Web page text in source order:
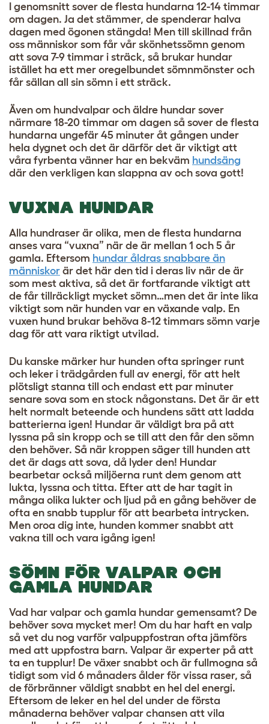
I genomsnitt sover de flesta hundarna 12-14 timmar
om dagen. Ja det stämmer, de spenderar halva
dagen med ögonen stängda! Men till skillnad från
oss människor som får vår skönhetssömn genom
att sova 7-9 timmar i sträck, så brukar hundar
istället ha ett mer oregelbundet sömnmönster och
får sällan all sin sömn i ett sträck.
Även om hundvalpar och äldre hundar sover
närmare 18-20 timmar om dagen så sover de flesta
hundarna ungefär 45 minuter åt gången under
hela dygnet och det är därför det är viktigt att
våra fyrbenta vänner har en bekväm hundsäng
där den verkligen kan slappna av och sova gott!
VUXNA HUNDAR
Alla hundraser är olika, men de flesta hundarna
anses vara “vuxna” när de är mellan 1 och 5 år
gamla. Eftersom hundar åldras snabbare än
människor är det här den tid i deras liv när de är
som mest aktiva, så det är fortfarande viktigt att
de får tillräckligt mycket sömn…men det är inte lika
viktigt som när hunden var en växande valp. En
vuxen hund brukar behöva 8-12 timmars sömn varje
dag för att vara riktigt utvilad.
Du kanske märker hur hunden ofta springer runt
och leker i trädgården full av energi, för att helt
plötsligt stanna till och endast ett par minuter
senare sova som en stock någonstans. Det är är ett
helt normalt beteende och hundens sätt att ladda
batterierna igen! Hundar är väldigt bra på att
lyssna på sin kropp och se till att den får den sömn
den behöver. Så när kroppen säger till hunden att
det är dags att sova, då lyder den! Hundar
bearbetar också miljöerna runt dem genom att
lukta, lyssna och titta. Efter att de har tagit in
många olika lukter och ljud på en gång behöver de
ofta en snabb tupplur för att bearbeta intrycken.
Men oroa dig inte, hunden kommer snabbt att
vakna till och vara igång igen!
SÖMN FÖR VALPAR OCH
GAMLA HUNDAR
Vad har valpar och gamla hundar gemensamt? De
behöver sova mycket mer! Om du har haft en valp
så vet du nog varför valpuppfostran ofta jämförs
med att uppfostra barn. Valpar är experter på att
ta en tupplur! De växer snabbt och är fullmogna så
tidigt som vid 6 månaders ålder för vissa raser, så
de förbränner väldigt snabbt en hel del energi.
Eftersom de leker en hel del under de första
månaderna behöver valpar chansen att vila